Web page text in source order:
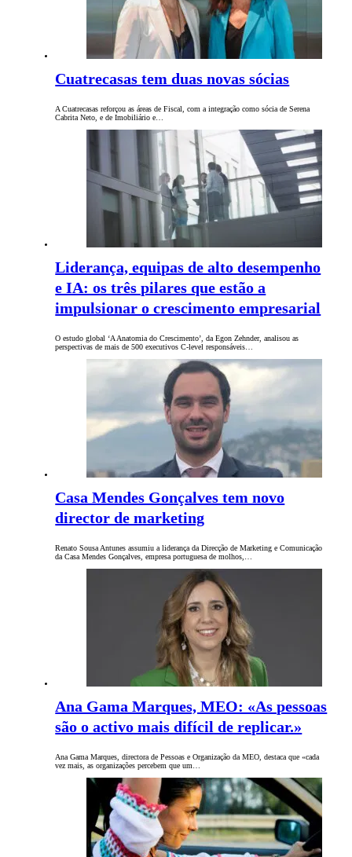
Cuatrecasas tem duas novas sócias
A Cuatrecasas reforçou as áreas de Fiscal, com a integração como sócia de Serena
Cabrita Neto, e de Imobiliário e…
Liderança, equipas de alto desempenho
e IA: os três pilares que estão a
impulsionar o crescimento empresarial
O estudo global ‘A Anatomia do Crescimento’, da Egon Zehnder, analisou as
perspectivas de mais de 500 executivos C-level responsáveis…
Casa Mendes Gonçalves tem novo
director de marketing
Renato Sousa Antunes assumiu a liderança da Direcção de Marketing e Comunicação
da Casa Mendes Gonçalves, empresa portuguesa de molhos,…
Ana Gama Marques, MEO: «As pessoas
são o activo mais difícil de replicar.»
Ana Gama Marques, directora de Pessoas e Organização da MEO, destaca que «cada
vez mais, as organizações percebem que um…